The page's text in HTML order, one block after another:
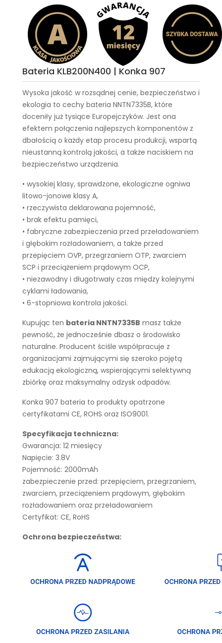
Bateria KLB200N400 | Konka 907
Wysoka jakość w rozsądnej cenie, bezpieczeństwo i
ekologia to cechy bateria NNTN7335B, które
doceniły już tysiące Europejczyków. Jest ona
efektem połączenia najlepszych komponentów z
dbałością o każdy etap procesu produkcji, wspartą
nieustanną kontrolą jakości, a także naciskiem na
bezpieczeństwo urządzenia.
• wysokiej klasy, sprawdzone, ekologiczne ogniwa
litowo-jonowe klasy A,
• rzeczywista deklarowana pojemność,
• brak efektu pamięci,
• fabryczne zabezpieczenia przed przeładowaniem
i głębokim rozładowaniem, a także przed
przepięciem OVP, przegrzaniem OTP, zwarciem
SCP i przeciążeniem prądowym OCP,
• niezawodny i długotrwały czas między kolejnymi
cyklami ładowania,
• 6-stopniowa kontrola jakości.
Kupując ten bateria NNTN7335B masz także
pewność, że jednocześnie dbasz o środowisko
naturalne. Producent ściśle współpracuje z
organizacjami zajmującymi się szeroko pojętą
edukacją ekologiczną, wspierającymi selektywną
zbiórkę oraz maksymalny odzysk odpadów.
Konka 907 bateria to produkty opatrzone
certyfikatami CE, ROHS oraz ISO9001.
Specyfikacja techniczna:
Gwarancja: 12 miesięcy
Napięcie: 3.8V
Pojemność: 2000mAh
zabezpieczenie przed: przepięciem, przegrzaniem,
zwarciem, przeciążeniem prądowym, głębokim
rozładowaniem oraz przeładowaniem
Certyfikat: CE, RoHS
Ochrona bezpieczeństwa: